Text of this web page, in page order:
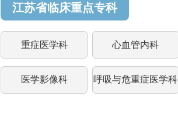
江苏省临床重点专科
重症医学科 心血管内科
医学影像科 呼吸与危重症医学科